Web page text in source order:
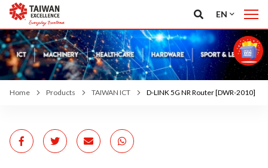
EN
Home Products TAIWAN ICT D-LINK 5G NR Router [DWR-2010]